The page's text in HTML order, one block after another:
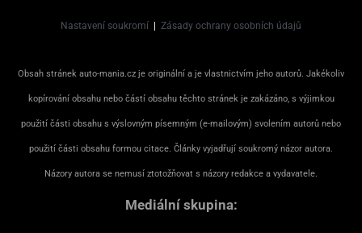
Nastavení soukromí Zásady ochrany osobních údajů
Obsah stránek auto-mania.cz je originální a je vlastnictvím jeho autorů. Jakékoliv
kopírování obsahu nebo částí obsahu těchto stránek je zakázáno, s výjimkou
použití části obsahu s výslovným písemným (e-mailovým) svolením autorů nebo
použití části obsahu formou citace. Články vyjadřují soukromý názor autora.
Názory autora se nemusí ztotožňovat s názory redakce a vydavatele.
Mediální skupina: